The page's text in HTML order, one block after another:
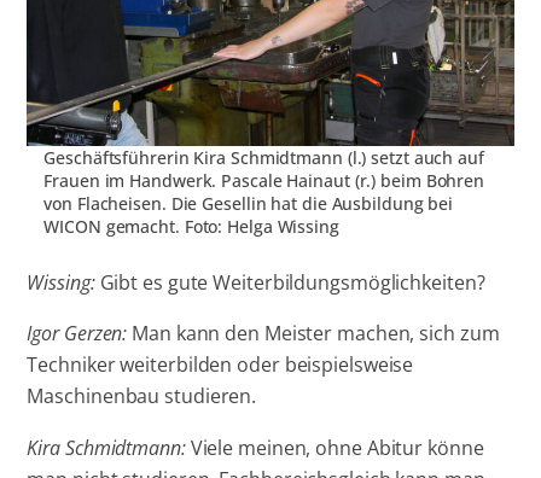
Geschäftsführerin Kira Schmidtmann (l.) setzt auch auf
Frauen im Handwerk. Pascale Hainaut (r.) beim Bohren
von Flacheisen. Die Gesellin hat die Ausbildung bei
WICON gemacht. Foto: Helga Wissing
Wissing: Gibt es gute Weiterbildungsmöglichkeiten?
Igor Gerzen: Man kann den Meister machen, sich zum
Techniker weiterbilden oder beispielsweise
Maschinenbau studieren.
Kira Schmidtmann:Viele meinen, ohne Abitur könne